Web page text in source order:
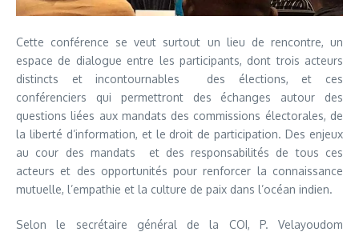
Cette conférence se veut surtout un lieu de rencontre, un
espace de dialogue entre les participants, dont trois acteurs
distincts et incontournables des élections, et ces
conférenciers qui permettront des échanges autour des
questions liées aux mandats des commissions électorales, de
la liberté d’information, et le droit de participation. Des enjeux
au cour des mandats et des responsabilités de tous ces
acteurs et des opportunités pour renforcer la connaissance
mutuelle, l’empathie et la culture de paix dans l’océan indien.
Selon le secrétaire général de la COI, P. Velayoudom